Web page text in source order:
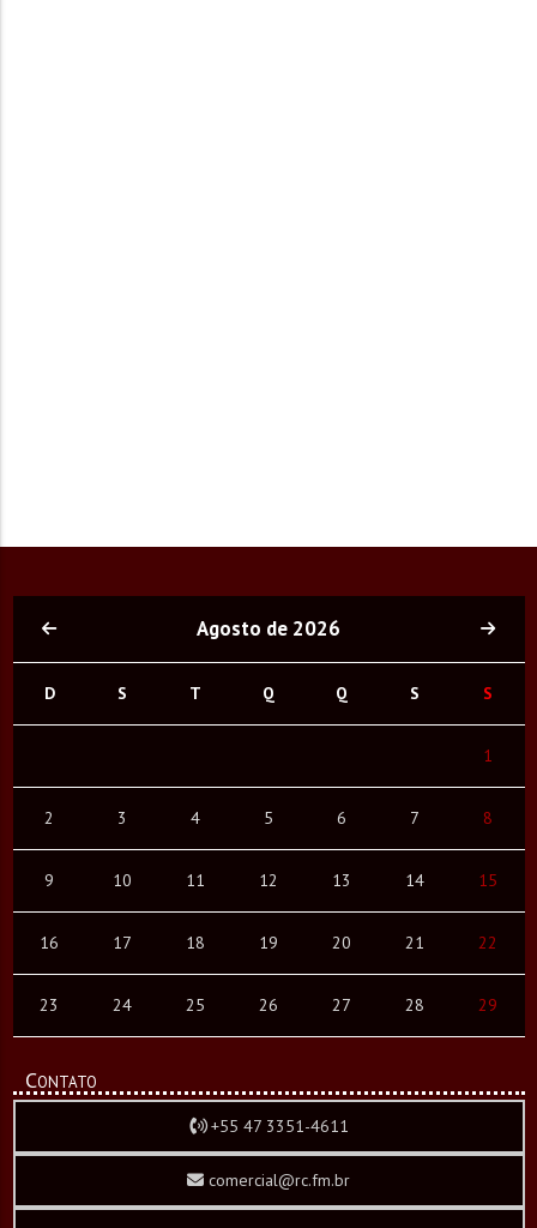
Agosto de 2026
D S T Q Q S S
1
2 3 4 5 6 7 8
9 10 11 12 13 14 15
16 17 18 19 20 21 22
23 24 25 26 27 28 29
Contato
+55 47 3351-4611
comercial@rc.fm.br